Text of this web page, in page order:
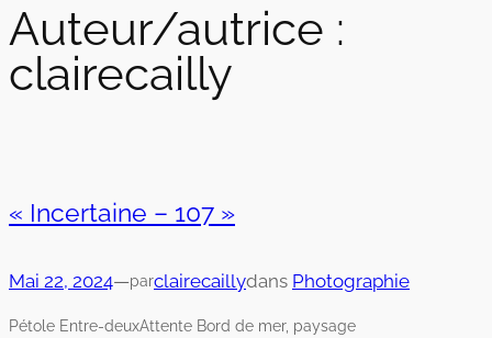
Auteur/autrice :
clairecailly
« Incertaine – 107 »
Mai 22, 2024—parclairecaillydans Photographie
Pétole Entre-deuxAttente Bord de mer, paysage